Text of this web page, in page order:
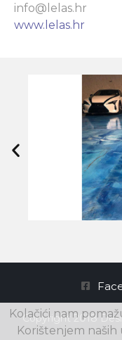
info@lelas.hr
www.lelas.hr
Copyright 2018
Kolačići nam
Korištenjem